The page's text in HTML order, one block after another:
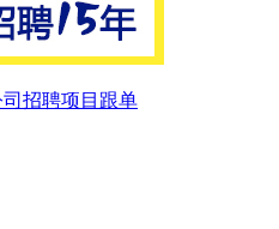
招聘项目跟单